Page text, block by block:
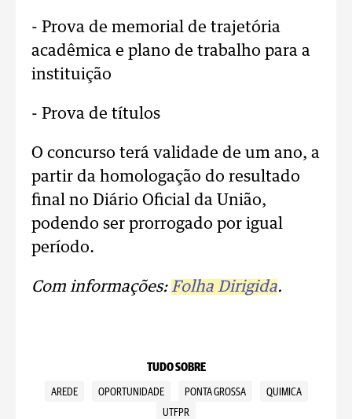
- Prova de memorial de trajetória
acadêmica e plano de trabalho para a
instituição
- Prova de títulos
O concurso terá validade de um ano, a
partir da homologação do resultado
final no Diário Oficial da União,
podendo ser prorrogado por igual
período.
Com informações: Folha Dirigida.
TUDO SOBRE
AREDE OPORTUNIDADE PONTA GROSSA
QUIMICA
UTFPR